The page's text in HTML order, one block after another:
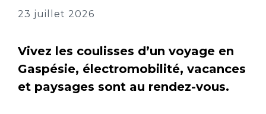
23 juillet 2026
Vivez les coulisses d’un voyage en
Gaspésie, électromobilité, vacances
et paysages sont au rendez-vous.